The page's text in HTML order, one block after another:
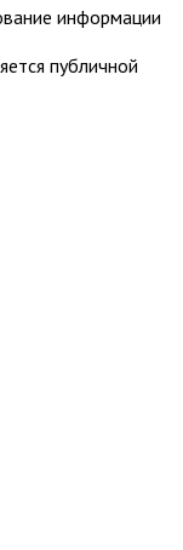
информации
публичной